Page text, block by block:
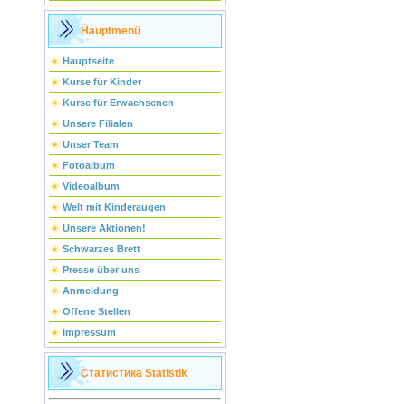
Hauptmenü
Hauptseite
Kurse für Kinder
Kurse für Erwachsenen
Unsere Filialen
Unser Team
Fotoalbum
Videoalbum
Welt mit Kinderaugen
Unsere Aktionen!
Schwarzes Brett
Presse über uns
Anmeldung
Offene Stellen
Impressum
Статистика Statistik